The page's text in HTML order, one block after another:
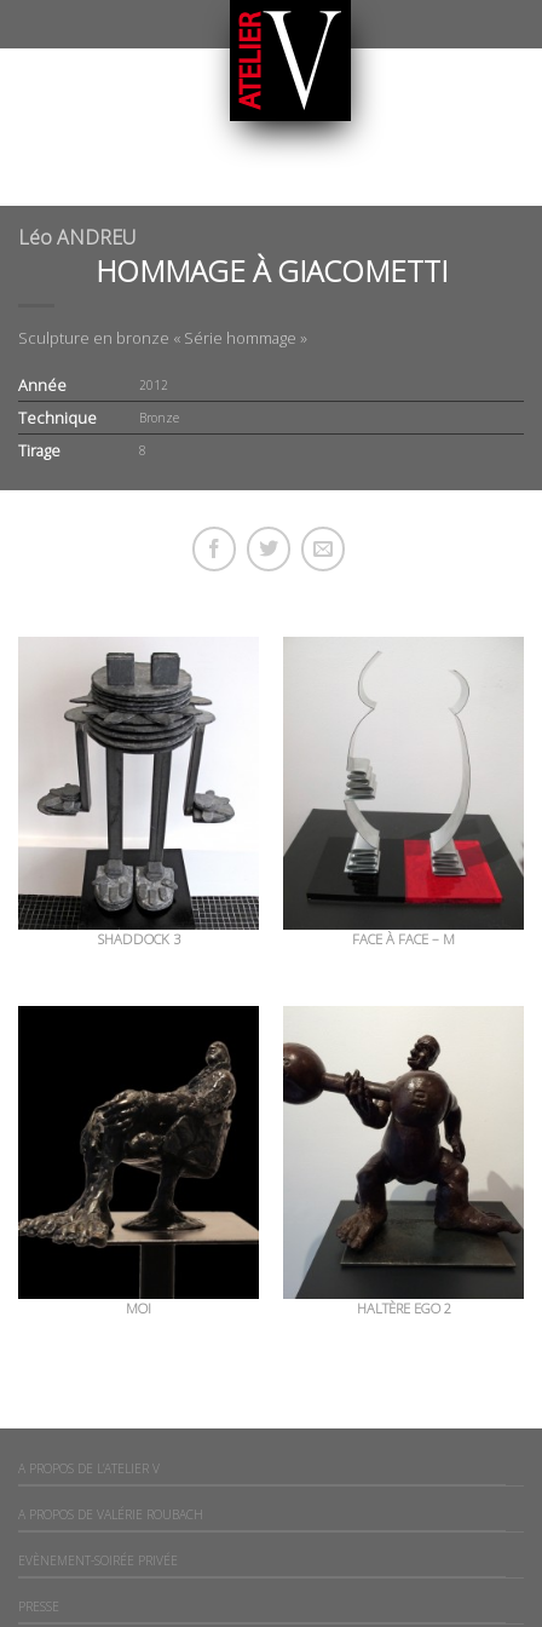
Léo ANDREU
HOMMAGE À GIACOMETTI
Sculpture en bronze « Série hommage »
Année 2012
Technique Bronze
Tirage 8
SHADDOCK 3 FACE À FACE – M
MOI HALTÈRE EGO 2
A PROPOS DE L’ATELIER V
A PROPOS DE VALÉRIE ROUBACH
EVÈNEMENT-SOIRÉE PRIVÉE
PRESSE